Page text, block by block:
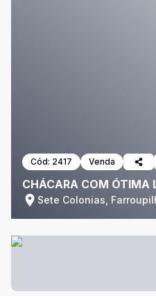
Cód: 2417 Venda
CHÁCARA COM ÓTIMA
Sete Colonias,